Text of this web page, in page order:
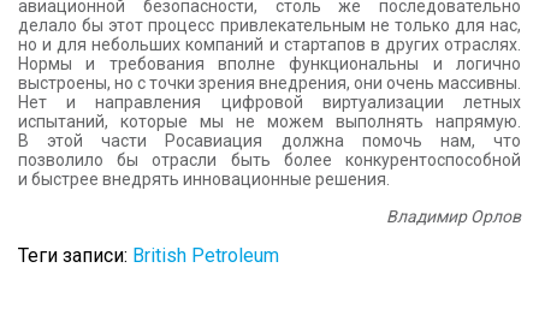
авиационной безопасности, столь же последовательно
делало бы этот процесс привлекательным не только для нас,
но и для небольших компаний и стартапов в других отраслях.
Нормы и требования вполне функциональны и логично
выстроены, но с точки зрения внедрения, они очень массивны.
Нет и направления цифровой виртуализации летных
испытаний, которые мы не можем выполнять напрямую.
В этой части Росавиация должна помочь нам, что
позволило бы отрасли быть более конкурентоспособной
и быстрее внедрять инновационные решения.
Владимир Орлов
Теги записи: British Petroleum